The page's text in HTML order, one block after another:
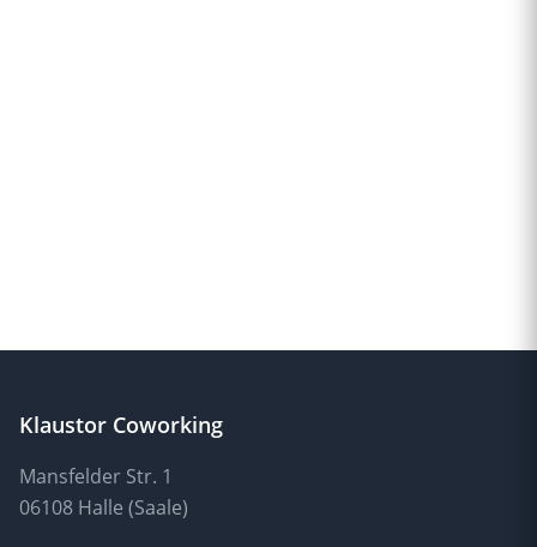
Klaustor Coworking
Mansfelder Str. 1
06108 Halle (Saale)